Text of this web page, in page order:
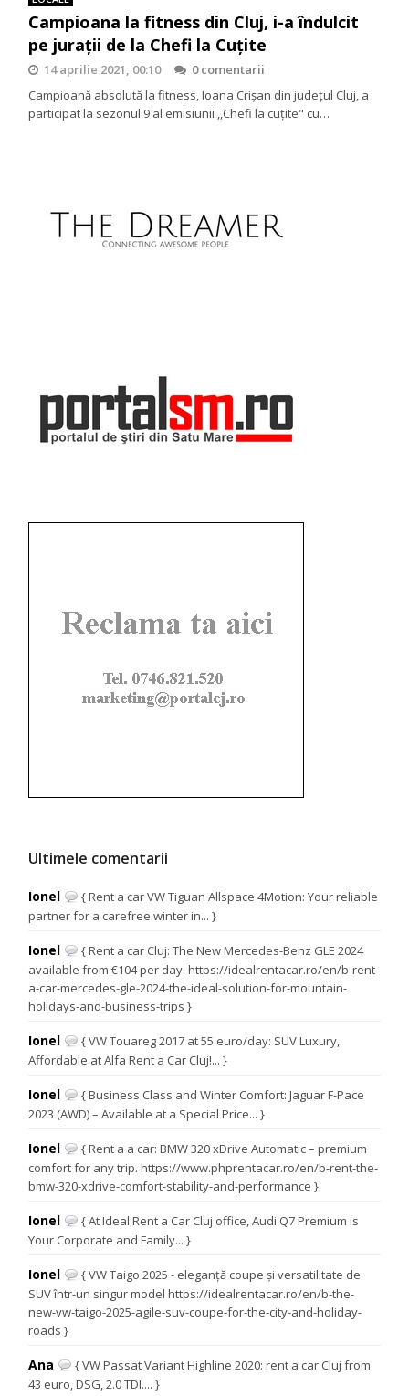
Campioana la fitness din Cluj, i-a îndulcit
pe jurații de la Chefi la Cuțite
14 aprilie 2021, 00:10
0 comentarii
Campioană absolută la fitness, Ioana Crișan din județul Cluj, a
participat la sezonul 9 al emisiunii ,,Chefi la cuțite" cu…
Ultimele comentarii
Ionel
{ Rent a car VW Tiguan Allspace 4Motion: Your reliable
partner for a carefree winter in... }
Ionel
{ Rent a car Cluj: The New Mercedes-Benz GLE 2024
available from €104 per day. https://idealrentacar.ro/en/b-rent-
a-car-mercedes-gle-2024-the-ideal-solution-for-mountain-
holidays-and-business-trips }
Ionel
{ VW Touareg 2017 at 55 euro/day: SUV Luxury,
Affordable at Alfa Rent a Car Cluj!... }
Ionel
{ Business Class and Winter Comfort: Jaguar F-Pace
2023 (AWD) – Available at a Special Price... }
Ionel
{ Rent a a car: BMW 320 xDrive Automatic – premium
comfort for any trip. https://www.phprentacar.ro/en/b-rent-the-
bmw-320-xdrive-comfort-stability-and-performance }
Ionel
{ At Ideal Rent a Car Cluj office, Audi Q7 Premium is
Your Corporate and Family... }
Ionel
{ VW Taigo 2025 - eleganță coupe și versatilitate de
SUV într-un singur model https://idealrentacar.ro/en/b-the-
new-vw-taigo-2025-agile-suv-coupe-for-the-city-and-holiday-
roads }
Ana
{ VW Passat Variant Highline 2020: rent a car Cluj from
43 euro, DSG, 2.0 TDI.... }